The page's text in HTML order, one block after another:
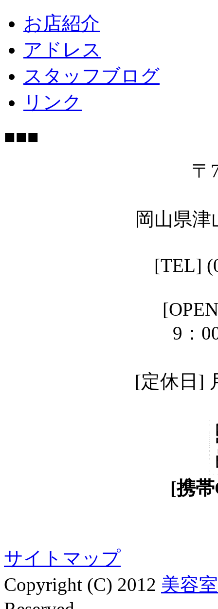
お店紹介
アドレス
スタッフブログ
リンク
■■■
〒
岡山県津
[TEL]
9：00－18
[定休日]
[携
サイトマップ
Copyright (C) 2012 美容